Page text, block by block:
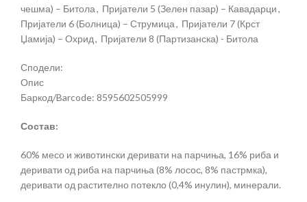
чешма) – Битола, Пријатели 5 (Зелен пазар) – Кавадарци,
Пријатели 6 (Болница) – Струмица, Пријатели 7 (Крст
Џамија) – Охрид, Пријатели 8 (Партизанска) - Битола
Сподели:
Опис
Баркод/Barcode: 8595602505999
Состав:
60% месо и животински деривати на парчиња, 16% риба и
деривати од риба на парчиња (8% лосос, 8% пастрмка),
деривати од растително потекло (0,4% инулин), минерали.